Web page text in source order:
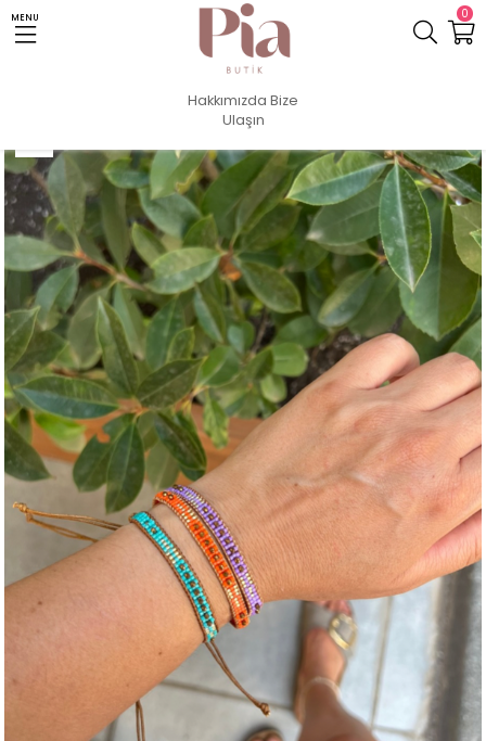
0
MENU
Hakkımızda Bize
Ulaşın